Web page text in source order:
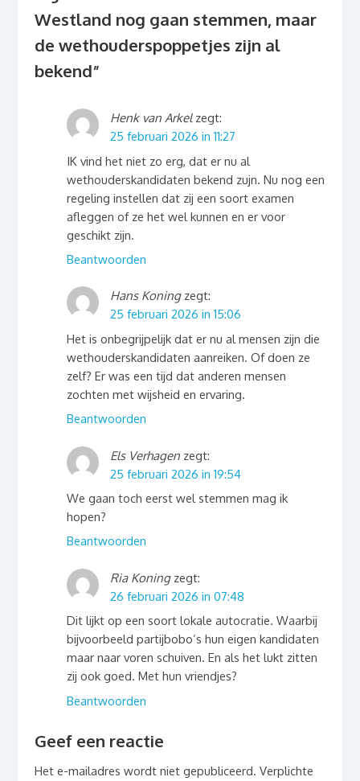
Westland nog gaan stemmen, maar
de wethouderspoppetjes zijn al
bekend”
Henk van Arkel zegt:
25 februari 2026 in 11:27
IK vind het niet zo erg, dat er nu al
wethouderskandidaten bekend zujn. Nu nog een
regeling instellen dat zij een soort examen
afleggen of ze het wel kunnen en er voor
geschikt zijn.
Beantwoorden
Hans Koning zegt:
25 februari 2026 in 15:06
Het is onbegrijpelijk dat er nu al mensen zijn die
wethouderskandidaten aanreiken. Of doen ze
zelf? Er was een tijd dat anderen mensen
zochten met wijsheid en ervaring.
Beantwoorden
Els Verhagen zegt:
25 februari 2026 in 19:54
We gaan toch eerst wel stemmen mag ik
hopen?
Beantwoorden
Ria Koning zegt:
26 februari 2026 in 07:48
Dit lijkt op een soort lokale autocratie. Waarbij
bijvoorbeeld partijbobo’s hun eigen kandidaten
maar naar voren schuiven. En als het lukt zitten
zij ook goed. Met hun vriendjes?
Beantwoorden
Geef een reactie
Het e-mailadres wordt niet gepubliceerd. Verplichte